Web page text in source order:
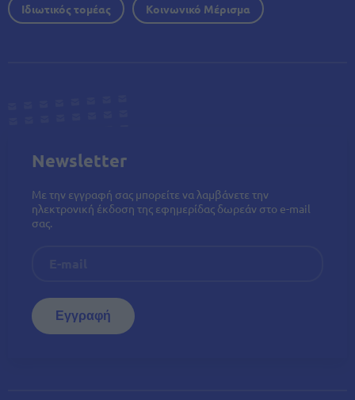
Ιδιωτικός τομέας Κοινωνικό Μέρισμα
Newsletter
Με την εγγραφή σας μπορείτε να λαμβάνετε την
ηλεκτρονική έκδοση της εφημερίδας δωρεάν στο e-mail
σας.